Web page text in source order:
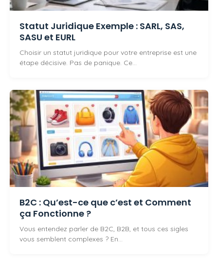
Statut Juridique Exemple : SARL, SAS,
SASU et EURL
Choisir un statut juridique pour votre entreprise est une
étape décisive. Pas de panique. Ce…
B2C : Qu’est-ce que c’est et Comment
ça Fonctionne ?
Vous entendez parler de B2C, B2B, et tous ces sigles
vous semblent complexes ? En…